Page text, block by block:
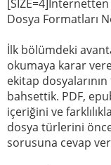
Dosya Formatları
İlk bölümdeki
okumaya karar
ekitap
bahsettik. PDF,
içeriğini ve
dosya türlerini
sorusuna cevap